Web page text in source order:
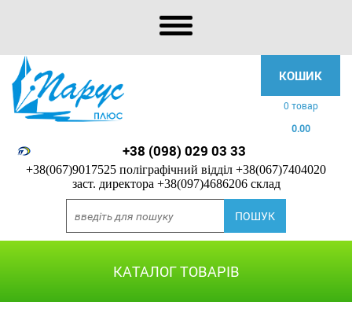
КОШИК
0 товар
0.00
+38 (098) 029 03 33
+38(067)9017525 поліграфічний відділ +38(067)7404020
заст. директора +38(097)4686206 склад
КАТАЛОГ ТОВАРІВ